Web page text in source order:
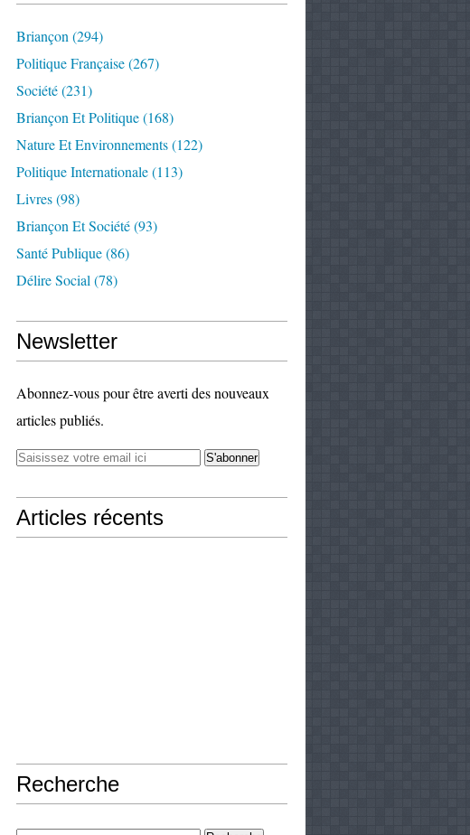
Briançon (294)
Politique Française(267)
Société(231)
Briançon Et Politique(168)
Nature Et Environnements(122)
Politique Internationale(113)
Livres(98)
Briançon Et Société(93)
Santé Publique(86)
Délire Social (78)
Newsletter
Abonnez-vous pour être averti des nouveaux
articles publiés.
Articles récents
Recherche